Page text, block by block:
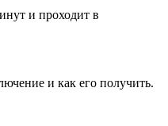
и проходит в
и как его получить.